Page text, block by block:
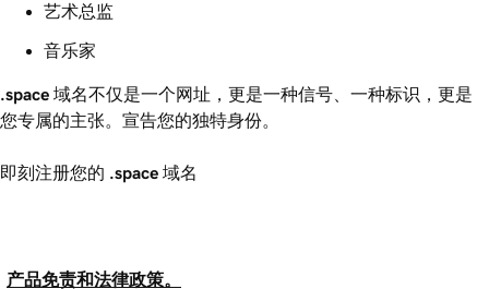
艺术总监
音乐家
.space 域名不仅是一个网址，更是一种信号、一种标识，更是
您专属的主张。宣告您的独特身份。
即刻注册您的 .space 域名
产品免责和法律政策。